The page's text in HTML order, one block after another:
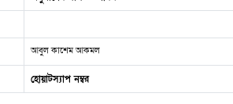
আবুল কাশেম আকমল
হোয়াটস্যাপ নম্বর